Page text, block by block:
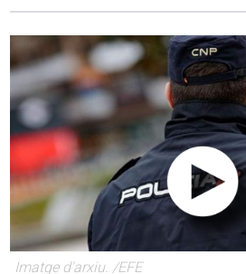
Imatge d'arxiu. /EFE